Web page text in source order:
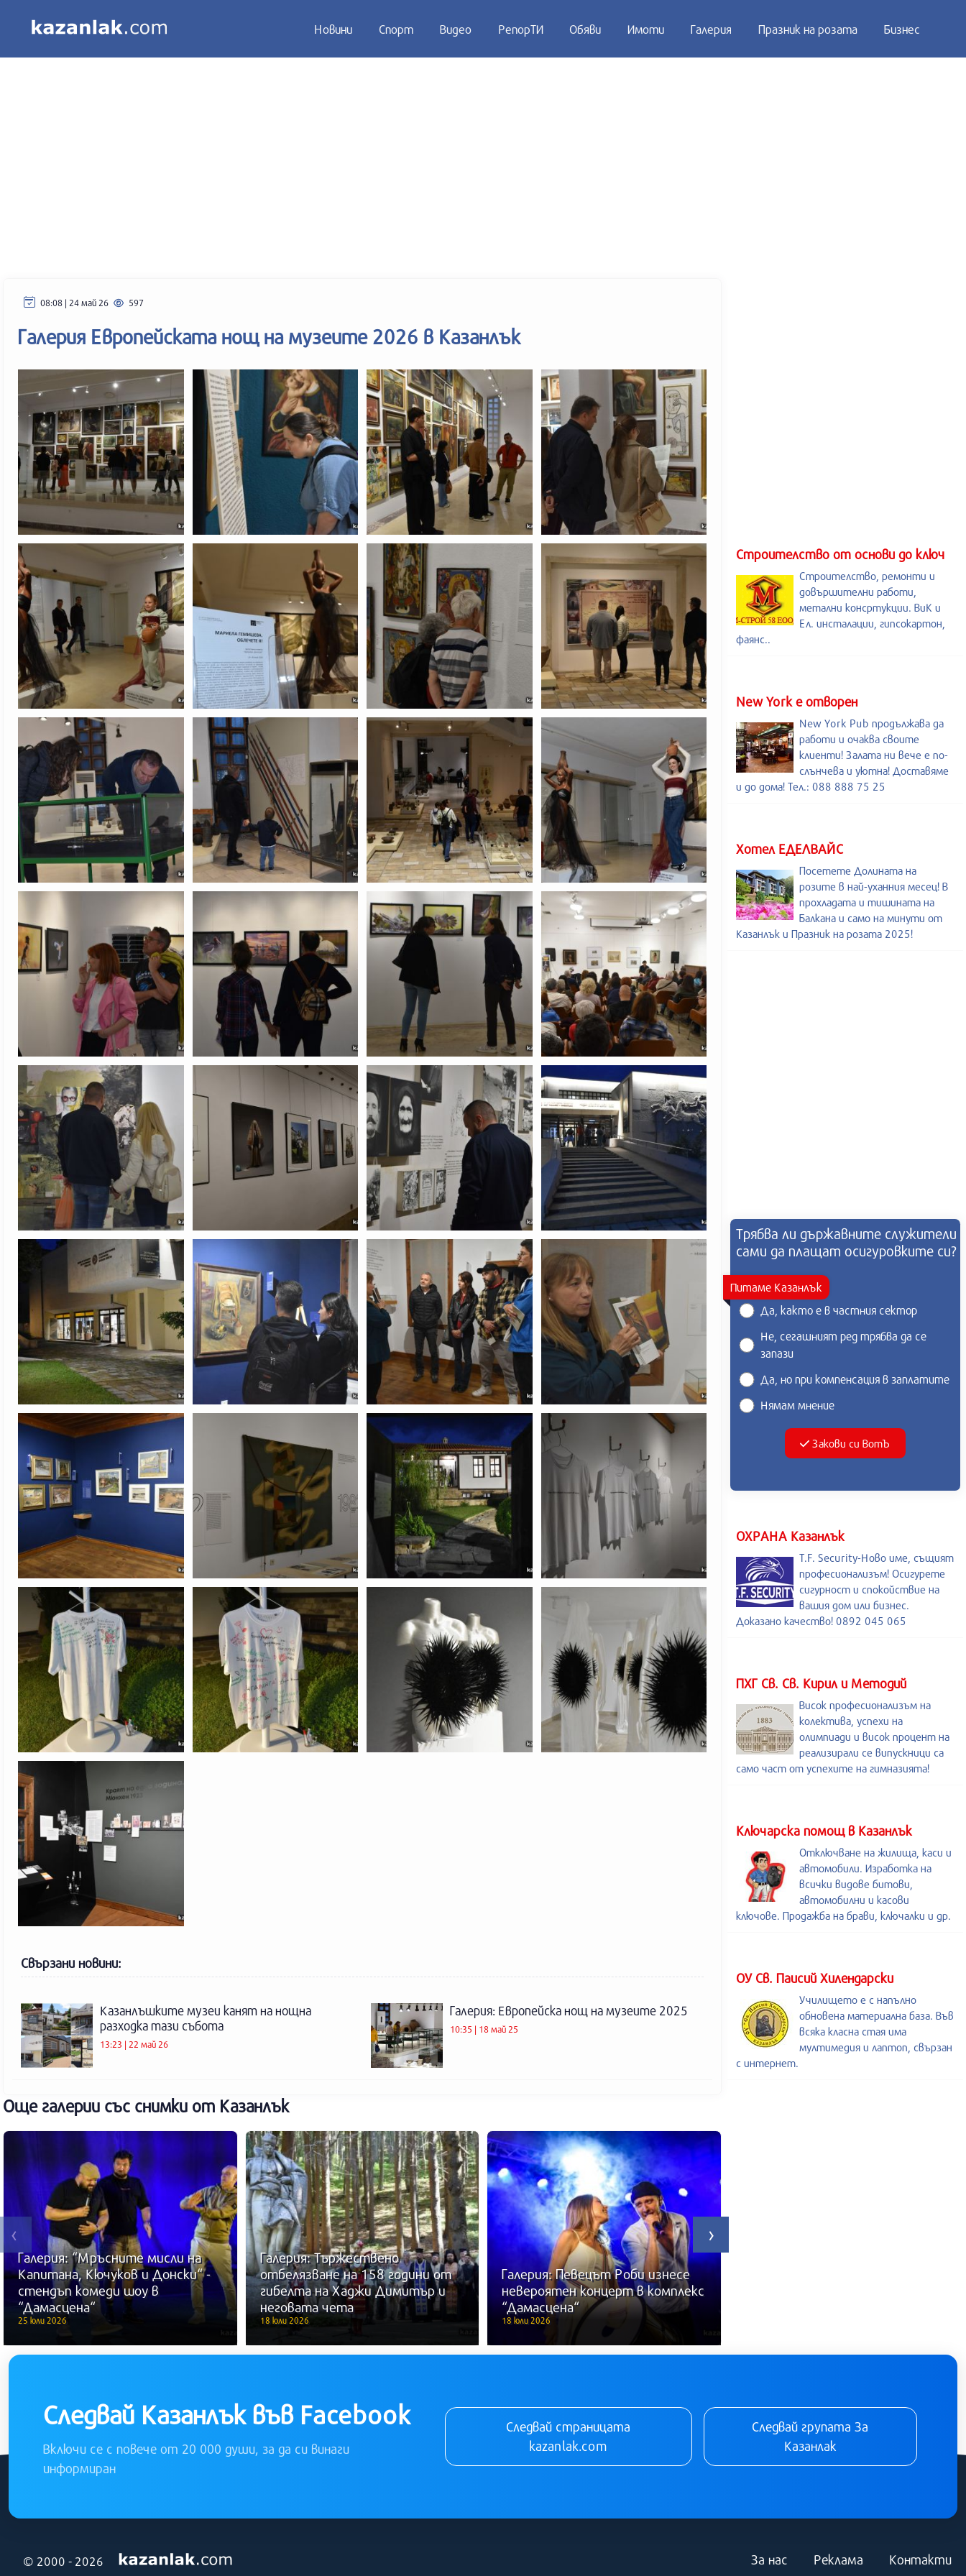
Новини Спорт Видео РепорТИ Обяви Имоти Галерия Празник на розата Бизнес
08:08 | 24 май 26 597
Галерия Европейската нощ на музеите 2026 в Казанлък
Свързани новини:
Казанлъшките музеи канят на нощна
разходка тази събота
13:23 | 22 май 26
Галерия: Европейска нощ на музеите 2025
10:35 | 18 май 25
Още галерии със снимки от Казанлък
Галерия: “Мръсните мисли на
Капитана, Кючуков и Донски“ -
стендъп комеди шоу в
“Дамасцена“
25 юли 2026
Галерия: Тържествено
отбелязване на 158 години от
гибелта на Хаджи Димитър и
неговата чета
18 юли 2026
Галерия: Певецът Роби изнесе
невероятен концерт в комплекс
“Дамасцена“
18 юли 2026
‹ ›
Строителство от основи до ключ
Строителство, ремонти и
довършителни работи,
метални консртукции. ВиК и
Ел. инсталации, гипсокартон,
фаянс..
New York е отворен
New York Pub продължава да
работи и очаква своите
клиенти! Залата ни вече е по-
слънчева и уютна! Доставяме
и до дома! Тел.: 088 888 75 25
Хотел ЕДЕЛВАЙС
Посетете Долината на
розите в най-уханния месец! В
прохладата и тишината на
Балкана и само на минути от
Казанлък и Празник на розата 2025!
Питаме Казанлък
Трябва ли държавните служители
сами да плащат осигуровките си?
Да, както е в частния сектор
Не, сегашният ред трябва да се
запази
Да, но при компенсация в заплатите
Нямам мнение
Закови си ВотЪ
ОХРАНА Казанлък
T.F. Security-Ново име, същият
професионализъм! Осигурете
сигурност и спокойствие на
вашия дом или бизнес.
Доказано качество! 0892 045 065
ПХГ Св. Св. Кирил и Методий
Висок професионализъм на
колектива, успехи на
олимпиади и висок процент на
реализирали се випускници са
само част от успехите на гимназията!
Kлючарска помощ в Казанлък
Отключване на жилища, каси и
автомобили. Изработка на
всички видове битови,
автомобилни и касови
ключове. Продажба на брави, ключалки и др.
ОУ Св. Паисий Хилендарски
Училището е с напълно
обновена материална база. Във
всяка класна стая има
мултимедия и лаптоп, свързан
с интернет.
Следвай Казанлък във Facebook
Включи се с повече от 20 000 души, за да си винаги
информиран
Следвай страницата
kazanlak.com
Следвай групата За
Казанлак
© 2000 - 2026 За нас Реклама Контакти